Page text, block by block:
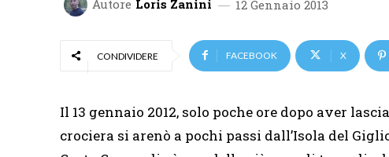
Autore Loris Zanini 12 Gennaio 2013
CONDIVIDERE FACEBOOK X
Il 13 gennaio 2012, solo poche ore dopo aver
crociera si arenò a pochi passi dall’Isola del